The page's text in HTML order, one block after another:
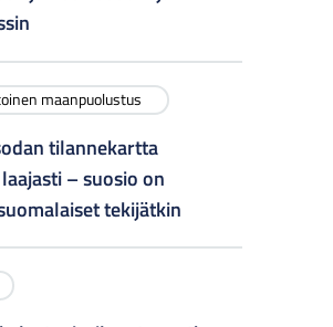
maanpuolustus
tilannekartta
– suosio on
tekijätkin